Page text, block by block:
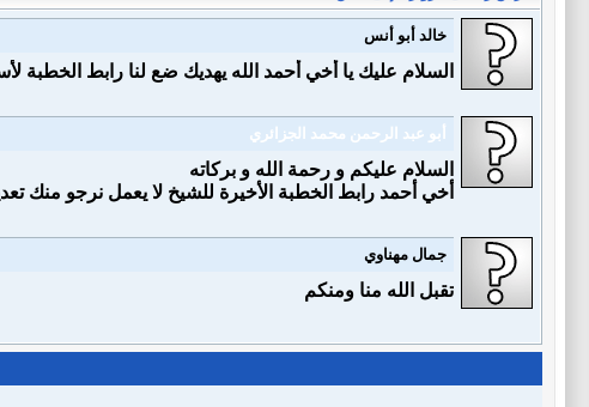
خالد أبو أنس
السلام عليك يا أخي أحمد الله يهديك ضع لنا رابط الخطبة
أبو عبد الرحمن محمد الجزائري
السلام عليكم و رحمة الله و بركاته
أخي أحمد رابط الخطبة الأخيرة للشيخ لا يعمل نرجو منك
جمال مهناوي
تقبل الله منا ومنكم